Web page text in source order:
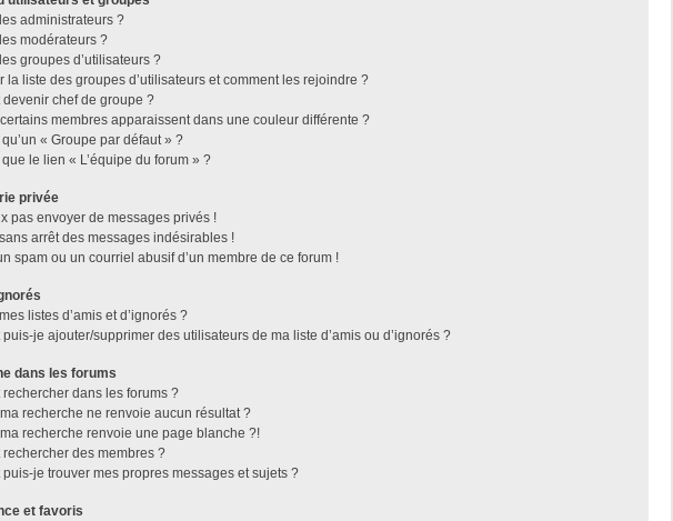
administrateurs ?
modérateurs ?
groupes d’utilisateurs ?
la liste des groupes d’utilisateurs et comment les rejoindre ?
devenir chef de groupe ?
membres apparaissent dans une couleur différente ?
qu’un « Groupe par défaut » ?
que le lien « L’équipe du forum » ?
privée
pas envoyer de messages privés !
arrêt des messages indésirables !
spam ou un courriel abusif d’un membre de ce forum !
listes d’amis et d’ignorés ?
je ajouter/supprimer des utilisateurs de ma liste d’amis ou d’ignorés ?
dans les forums
dans les forums ?
recherche ne renvoie aucun résultat ?
recherche renvoie une page blanche ?!
rechercher des membres ?
je trouver mes propres messages et sujets ?
et favoris